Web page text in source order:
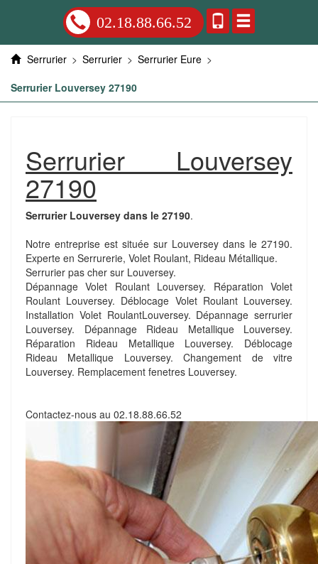
02.18.88.66.52
Serrurier > Serrurier > Serrurier Eure >
Serrurier Louversey 27190
Serrurier Louversey
27190
Serrurier Louversey dans le 27190.
Notre entreprise est située sur Louversey dans le 27190.
Experte en Serrurerie, Volet Roulant, Rideau Métallique.
Serrurier pas cher sur Louversey.
Dépannage Volet Roulant Louversey. Réparation Volet
Roulant Louversey. Déblocage Volet Roulant Louversey.
Installation Volet RoulantLouversey. Dépannage serrurier
Louversey. Dépannage Rideau Metallique Louversey.
Réparation Rideau Metallique Louversey. Déblocage
Rideau Metallique Louversey. Changement de vitre
Louversey. Remplacement fenetres Louversey.
Contactez-nous au 02.18.88.66.52